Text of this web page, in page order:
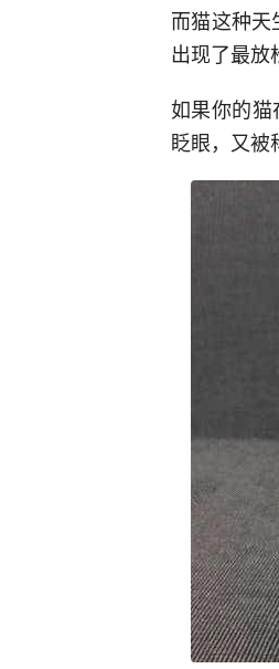
而猫这种天
出现了最放
如果你的猫
眨眼，又被